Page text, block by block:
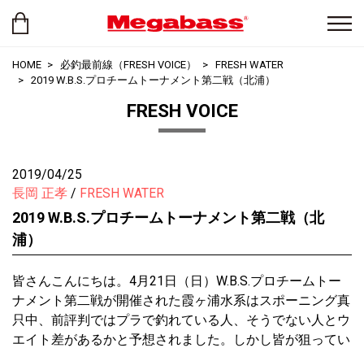
HOME 必釣最前線（FRESH VOICE）
FRESH WATER
2019 W.B.S.プロチームトーナメント第二戦（北浦）
FRESH VOICE
2019/04/25
長岡 正孝
FRESH WATER
2019 W.B.S.プロチームトーナメント第二戦（北
浦）
皆さんこんにちは。4月21日（日）W.B.S.プロチームトー
ナメント第二戦が開催された霞ヶ浦水系はスポーニング真
只中、前評判ではプラで釣れている人、そうでない人とウ
エイト差があるかと予想されました。しかし皆が狙ってい